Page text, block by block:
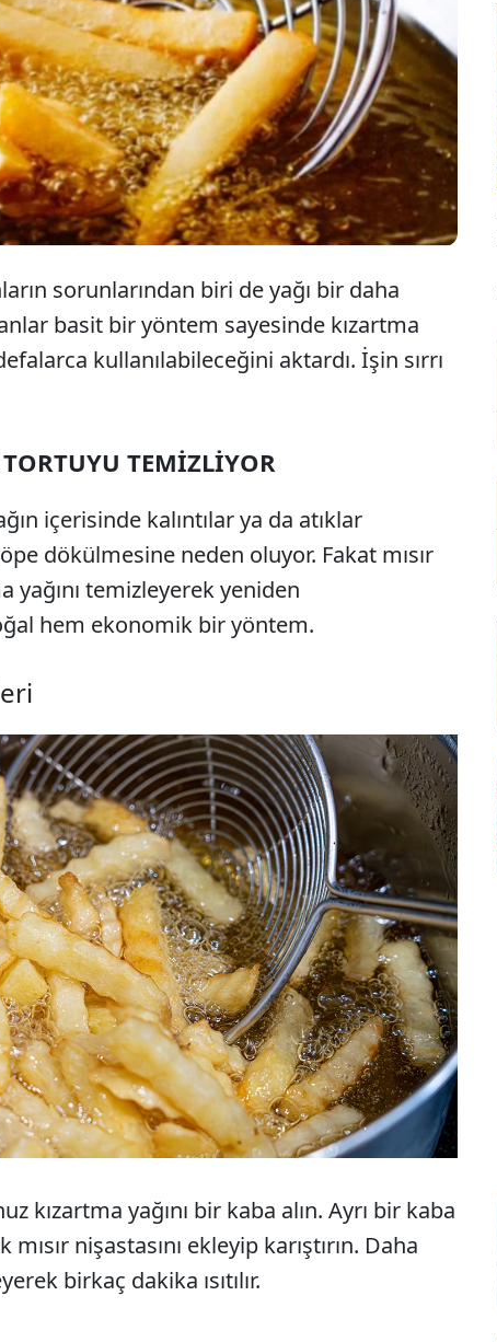
Kızartma yağını ufak bir tüyo ile tekrar tekrar
kullanabilirsiniz. İhtiyacınız olan şey: Mısır
nişastası
sorunlarından biri de yağı bir daha
basit bir yöntem sayesinde kızartma
kullanılabileceğini aktardı. İşin sırrı
TEMİZLİYOR
içerisinde kalıntılar ya da atıklar
dökülmesine neden oluyor. Fakat mısır
yağını temizleyerek yeniden
hem ekonomik bir yöntem.
kızartma yağını bir kaba alın. Ayrı bir kaba
nişastasını ekleyip karıştırın. Daha
birkaç dakika ısıtılır.